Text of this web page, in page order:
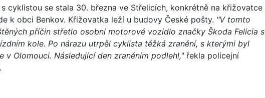
cyklistou se stala 30. března ve Střelicích, konkrétně na křižovatce
k obci Benkov. Křižovatka leží u budovy České pošty. "V tomto
příčin střetlo osobní motorové vozidlo značky Škoda Felicia s
kole. Po nárazu utrpěl cyklista těžká zranění, s kterými byl
v Olomouci. Následující den zraněním podlehl,"řekla policejní